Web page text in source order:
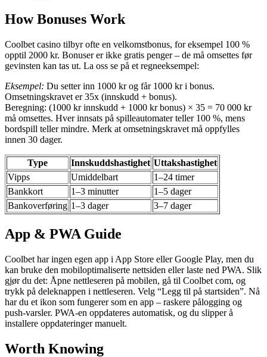
How Bonuses Work
Coolbet casino tilbyr ofte en velkomstbonus, for eksempel 100 %
opptil 2000 kr. Bonuser er ikke gratis penger – de må omsettes før
gevinsten kan tas ut. La oss se på et regneeksempel:
Eksempel: Du setter inn 1000 kr og får 1000 kr i bonus.
Omsetningskravet er 35x (innskudd + bonus).
Beregning: (1000 kr innskudd + 1000 kr bonus) × 35 = 70 000 kr
må omsettes. Hver innsats på spilleautomater teller 100 %, mens
bordspill teller mindre. Merk at omsetningskravet må oppfylles
innen 30 dager.
Type Innskuddshastighet Uttakshastighet
Vipps
Umiddelbart
1–24 timer
Bankkort
1–3 minutter
1–5 dager
Bankoverføring 1–3 dager 3–7 dager
App & PWA Guide
Coolbet har ingen egen app i App Store eller Google Play, men du
kan bruke den mobiloptimaliserte nettsiden eller laste ned PWA. Slik
gjør du det: Åpne nettleseren på mobilen, gå til Coolbet com, og
trykk på deleknappen i nettleseren. Velg “Legg til på startsiden”. Nå
har du et ikon som fungerer som en app – raskere pålogging og
push-varsler. PWA-en oppdateres automatisk, og du slipper å
installere oppdateringer manuelt.
Worth Knowing